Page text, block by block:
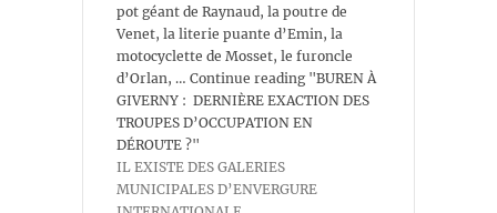
pot géant de Raynaud, la poutre de
Venet, la literie puante d’Emin, la
motocyclette de Mosset, le furoncle
d’Orlan, … Continue reading "BUREN À
GIVERNY : DERNIÈRE EXACTION DES
TROUPES D’OCCUPATION EN
DÉROUTE ?"
IL EXISTE DES GALERIES
MUNICIPALES D’ENVERGURE